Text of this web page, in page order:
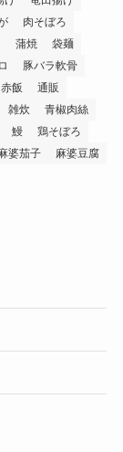
肉そぼろ
蒲焼
袋麺
豚バラ軟骨
赤飯
通販
雑炊
青椒肉絲
鰻
鶏そぼろ
婆茄子
麻婆豆腐